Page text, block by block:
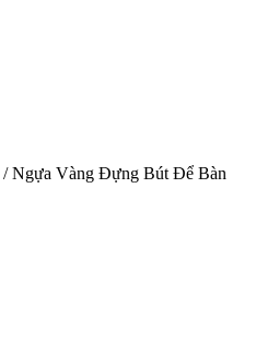
/Ngựa Vàng Đựng Bút Để Bàn